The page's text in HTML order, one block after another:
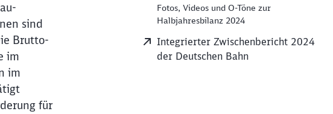
sind
Brutto-
im
im
für
Fotos, Videos und O-Töne zur
Halbjahresbilanz 2024
Integrierter Zwischenbericht 2024
der Deutschen Bahn